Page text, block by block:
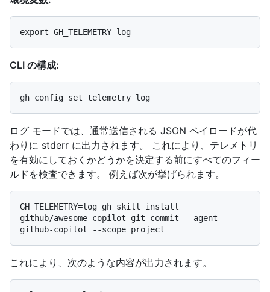
CLI の構成:
ログ モードでは、通常送信される JSON ペイロードが代
わりに stderr に出力されます。 これにより、テレメトリ
を有効にしておくかどうかを決定する前にすべてのフィー
ルドを検査できます。 例えば次が挙げられます。
GH_TELEMETRY=log gh skill install
github/awesome-copilot git-commit --agent
これにより、次のような内容が出力されます。